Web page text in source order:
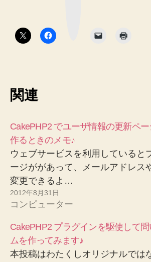
関連
CakePHP2 でユーザ情報の更新ペ
作るときのメモ♪
ウェブサービスを利用していると
ージががあって、メールアドレス
変更できるよ…
2012年8月31日
コンピューター
CakePHP2 プラグインを駆使して
ムを作ってみます♪
本投稿はわたくしオリジナルでは